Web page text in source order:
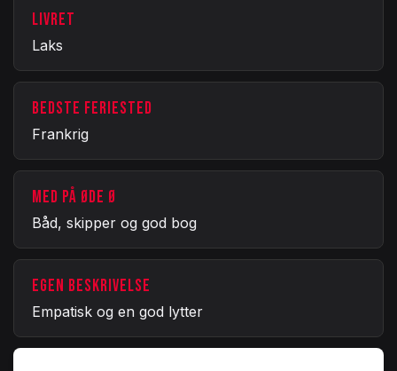
LIVRET
Laks
BEDSTE FERIESTED
Frankrig
MED PÅ ØDE Ø
Båd, skipper og god bog
EGEN BESKRIVELSE
Empatisk og en god lytter